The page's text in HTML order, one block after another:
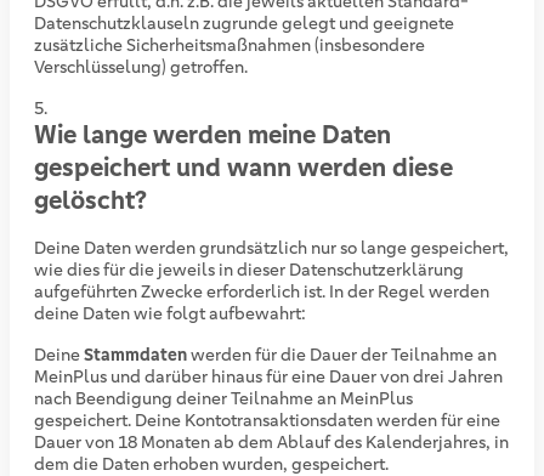
Datenschutzklauseln zugrunde gelegt und geeignete
zusätzliche Sicherheitsmaßnahmen (insbesondere
Verschlüsselung) getroffen.
Wie lange werden meine Daten
gespeichert und wann werden diese
gelöscht?
Deine Daten werden grundsätzlich nur so lange gespeichert,
wie dies für die jeweils in dieser Datenschutzerklärung
aufgeführten Zwecke erforderlich ist. In der Regel werden
deine Daten wie folgt aufbewahrt:
DeineStammdatenwerden für die Dauer der Teilnahme an
MeinPlus und darüber hinaus für eine Dauer von drei Jahren
nach Beendigung deiner Teilnahme an MeinPlus
gespeichert. Deine Kontotransaktionsdaten werden für eine
Dauer von 18 Monaten ab dem Ablauf des Kalenderjahres, in
dem die Daten erhoben wurden, gespeichert.